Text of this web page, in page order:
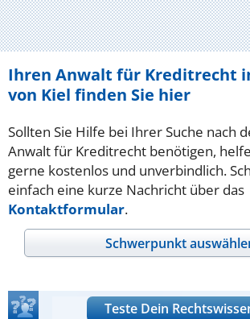
Ihren Anwalt für Kreditrecht
von Kiel finden Sie hier
Sollten Sie Hilfe bei Ihrer Suche nach
Anwalt für Kreditrecht benötigen,
gerne kostenlos und unverbindlich.
einfach eine kurze Nachricht über das
Kontaktformular.
Schwerpunkt
Teste Dein